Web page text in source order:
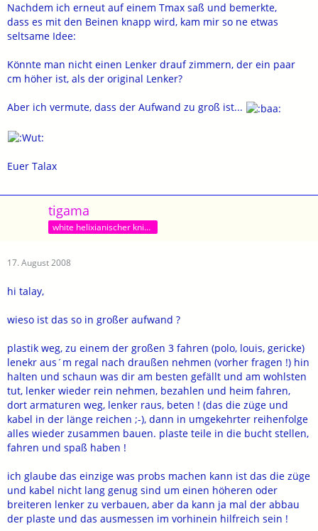
Nachdem ich erneut auf einem Tmax saß und bemerkte,
dass es mit den Beinen knapp wird, kam mir so ne etwas
seltsame Idee:
Könnte man nicht einen Lenker drauf zimmern, der ein paar
cm höher ist, als der original Lenker?
Aber ich vermute, dass der Aufwand zu groß ist...
Euer Talax
tigama
white helixianischer kniffel-löser
17. August 2008
hi talay,
wieso ist das so in großer aufwand ?
plastik weg, zu einem der großen 3 fahren (polo, louis, gericke)
lenekr aus´m regal nach draußen nehmen (vorher fragen !) hin
halten und schaun was dir am besten gefällt und am wohlsten
tut, lenker wieder rein nehmen, bezahlen und heim fahren,
dort armaturen weg, lenker raus, beten ! (das die züge und
kabel in der länge reichen ;-), dann in umgekehrter reihenfolge
alles wieder zusammen bauen. plaste teile in die bucht stellen,
fahren und spaß haben !
ich glaube das einzige was probs machen kann ist das die züge
und kabel nicht lang genug sind um einen höheren oder
breiteren lenker zu verbauen, aber da kann ja mal der abbau
der plaste und das ausmessen im vorhinein hilfreich sein !